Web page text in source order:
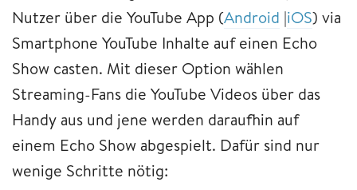
Nutzer über die YouTube App (Android |iOS) via
Smartphone YouTube Inhalte auf einen Echo
Show casten. Mit dieser Option wählen
Streaming-Fans die YouTube Videos über das
Handy aus und jene werden daraufhin auf
einem Echo Show abgespielt. Dafür sind nur
wenige Schritte nötig: